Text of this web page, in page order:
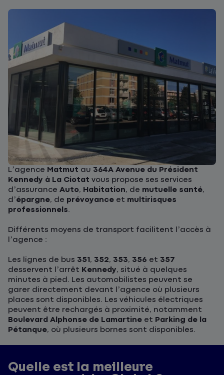
L’agence Matmut au 364A Avenue du Président
Kennedy à La Ciotat vous propose ses services
d’assurance Auto, Habitation, de mutuelle santé,
d’épargne, de prévoyance et multirisques
professionnels.
Différents moyens de transport facilitent l’accès à
l’agence :
Les lignes de bus 351, 352, 353, 356 et 357
desservent l’arrêt Kennedy, situé à quelques
minutes à pied. Les automobilistes peuvent se
garer directement devant l’agence où plusieurs
places sont disponibles. Les véhicules électriques
peuvent être rechargés à proximité, notamment
Boulevard Alphonse de Lamartine et Parking de la
Pétanque, où plusieurs bornes sont disponibles.
Quelle est la meilleure